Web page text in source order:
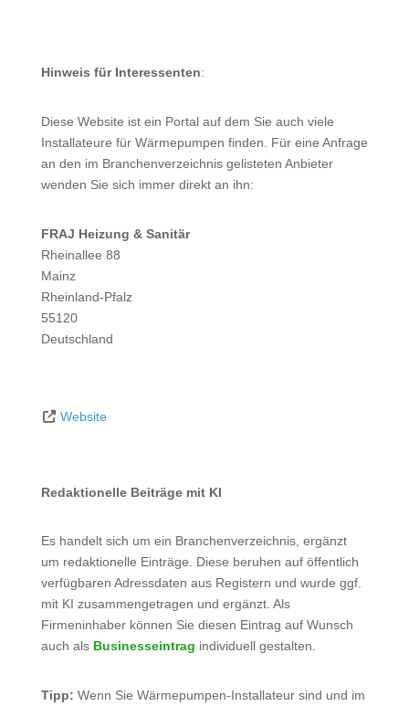
Hinweis für Interessenten:
Diese Website ist ein Portal auf dem Sie auch viele
Installateure für Wärmepumpen finden. Für eine Anfrage
an den im Branchenverzeichnis gelisteten Anbieter
wenden Sie sich immer direkt an ihn:
FRAJ Heizung & Sanitär
Rheinallee 88
Mainz
Rheinland-Pfalz
55120
Deutschland
Website
Redaktionelle Beiträge mit KI
Es handelt sich um ein Branchenverzeichnis, ergänzt
um redaktionelle Einträge. Diese beruhen auf öffentlich
verfügbaren Adressdaten aus Registern und wurde ggf.
mit KI zusammengetragen und ergänzt. Als
Firmeninhaber können Sie diesen Eintrag auf Wunsch
auch als Businesseintrag individuell gestalten.
Tipp: Wenn Sie Wärmepumpen-Installateur sind und im